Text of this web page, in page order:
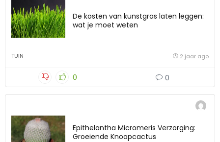
De kosten van kunstgras laten leggen:
wat je moet weten
TUIN 2 jaar ago
0 0
Epithelantha Micromeris Verzorging:
Groeiende Knoopcactus